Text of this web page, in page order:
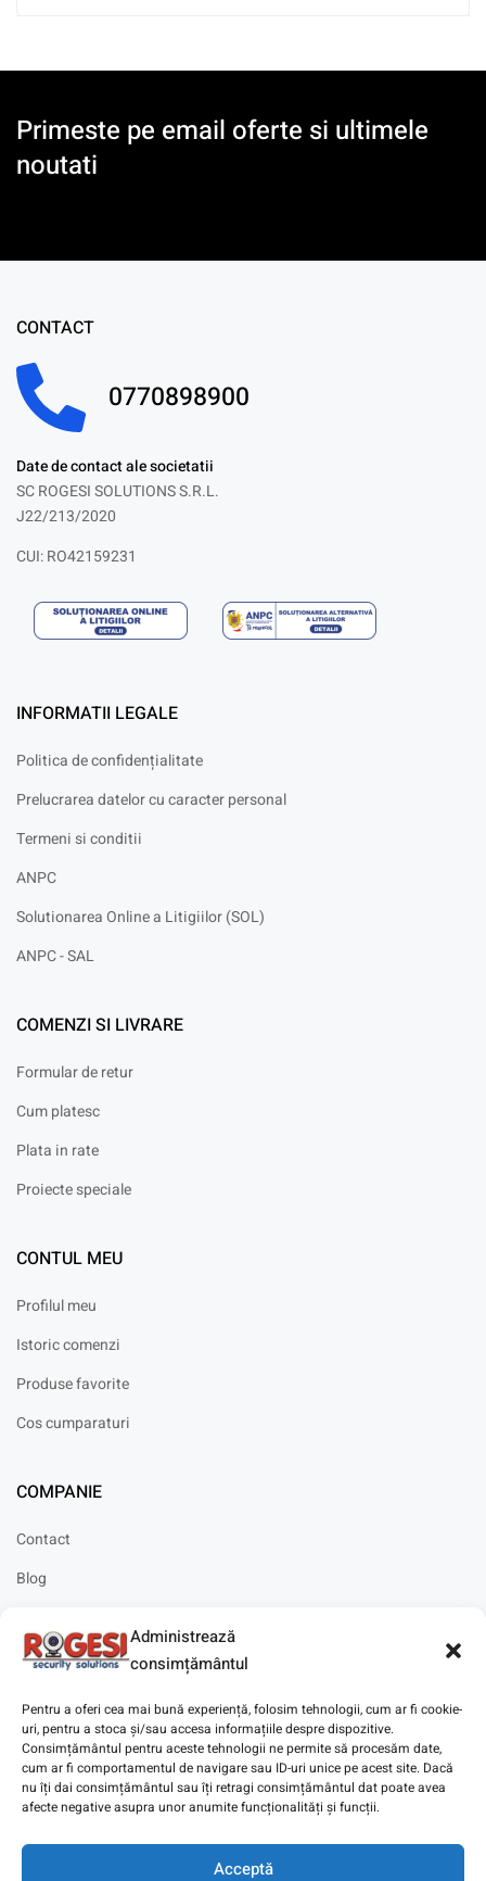
Administrează
consimțământul
Pentru a oferi cea mai bună experiență, folosim tehnologii, cum ar fi cookie-
uri, pentru a stoca și/sau accesa informațiile despre dispozitive.
Consimțământul pentru aceste tehnologii ne permite să procesăm date,
cum ar fi comportamentul de navigare sau ID-uri unice pe acest site. Dacă
nu îți dai consimțământul sau îți retragi consimțământul dat poate avea
afecte negative asupra unor anumite funcționalități și funcții.
Acceptă
Primeste pe email oferte si ultimele
noutati
CONTACT
0770898900
Date de contact ale societatii
SC ROGESI SOLUTIONS S.R.L.
J22/213/2020
CUI: RO42159231
INFORMATII LEGALE
Politica de confidențialitate
Prelucrarea datelor cu caracter personal
Termeni si conditii
ANPC
Solutionarea Online a Litigiilor (SOL)
ANPC - SAL
COMENZI SI LIVRARE
Formular de retur
Cum platesc
Plata in rate
Proiecte speciale
CONTUL MEU
Profilul meu
Istoric comenzi
Produse favorite
Cos cumparaturi
COMPANIE
Contact
Blog
Solicitare instalare
Copyright © 2025Digitaz.